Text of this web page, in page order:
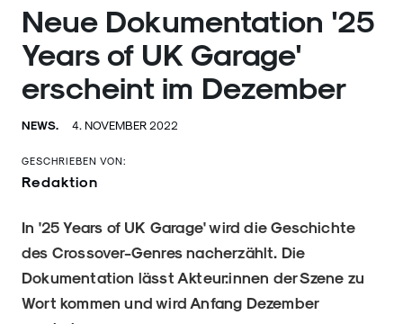
Neue Dokumentation '25
Years of UK Garage'
erscheint im Dezember
NEWS. 4. NOVEMBER 2022
GESCHRIEBEN VON:
Redaktion
In '25 Years of UK Garage' wird die Geschichte
des Crossover-Genres nacherzählt. Die
Dokumentation lässt Akteur:innen der Szene zu
Wort kommen und wird Anfang Dezember